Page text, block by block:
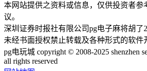
本网站提供之资料或信息，仅供投资者参
议。
深圳证券时报社有限公司pg电子麻将胡了
未经书面授权禁止转载及各种形式的软件
pg电玩城 copyright © 2008-2025 shenzhen
all rights reserved